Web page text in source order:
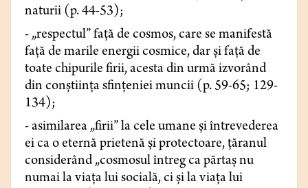
naturii (p. 44-53);
- „respectul” față de cosmos, care se manifestă
față de marile energii cosmice, dar și față de
toate chipurile firii, acesta din urmă izvorând
din conștiința sfințeniei muncii (p. 59-65; 129-
134);
- asimilarea „firii” la cele umane și întrevederea
ei ca o eternă prietenă și protectoare, țăranul
considerând „cosmosul întreg ca părtaș nu
numai la viața lui socială, ci și la viața lui